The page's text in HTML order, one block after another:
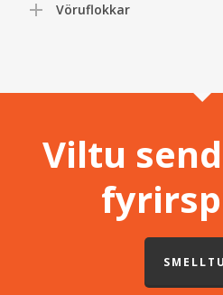
Vöruflokkar
Viltu